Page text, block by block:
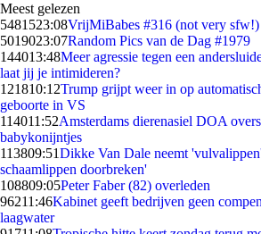
Meest gelezen
5481523:08VrijMiBabes #316 (not very sfw!)
5019023:07Random Pics van de Dag #1979
144013:48Meer agressie tegen een
laat jij je intimideren?
121810:12Trump grijpt weer in op
geboorte in VS
114011:52Amsterdams dierenasiel DOA
babykonijntjes
113809:51Dikke Van Dale neemt
schaamlippen doorbreken'
108809:05Peter Faber (82) overleden
96211:46Kabinet geeft bedrijven geen
laagwater